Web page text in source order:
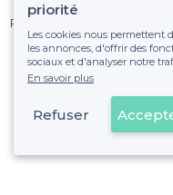
Pas de commissions et
fixe sans
priorité
Les cookies nous permettent
les annonces, d'offrir des
sociaux et d'analyser notre
En savoir plus
Refuser